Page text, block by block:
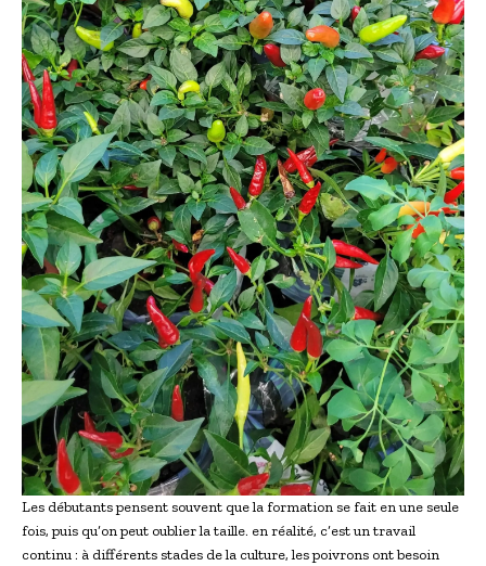
Les débutants pensent souvent que la formation se fait en une seule
fois, puis qu’on peut oublier la taille. en réalité, c’est un travail
continu : à différents stades de la culture, les poivrons ont besoin